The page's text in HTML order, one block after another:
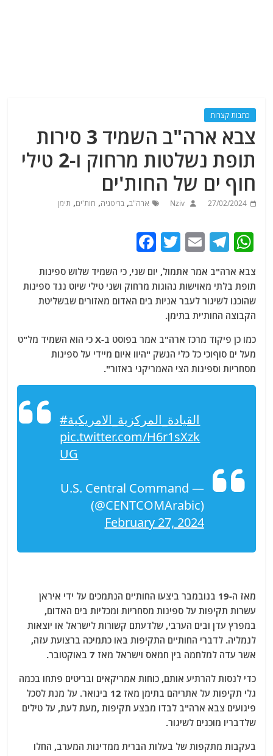
כתבות קצרות
צבא ארה"ב השמיד 3 סירות
תופת נשלטות מרחוק ו-2 טילי
חוף ים של החות'ים
27/02/2024
Nziv ארה"ב,בריטניה, חות'ים, תימן
W
at
s
A
p
p
T
e
g
ra
m
E
ai
l
T
itt
er
c
e
o
o
k
צבא ארה"ב אמר אתמול, יום שני, כי השמיד שלוש ספינות
תופת בלתי מאוישות נהוגות מרחוק ושני טילי שיוט נגד ספינות
שהוכנו לשיגור לעבר אניות בים האדום מאזורים שבשליטת
הקבוצה החות'ית בתימן.
כמו כן פיקוד מרכז ארה"ב אמר בפוסט ב-X כי הוא השמיד מל"ט
מעל ים סוףוכי כל כלי הנשק "היוו איום מיידי על ספינות
מסחריות וספינות הצי האמריקני באזור".
#القيادة_المركزية_الامريكية
pic.twitter.com/H6r1sXzk
UG
— U.S. Central Command
(@CENTCOMArabic)
February 27, 2024
מאז ה-19 בנובמבר ביצעו החות'ים הנתמכים על ידי איראן
עשרות תקיפות על ספינות מסחריות ומכליות בים האדום,
במפרץ עדן ובים הערבי, שלדעתם קשורות לישראל או יוצאות
לנמליה. לדברי החות'ים התקיפות באו כתמיכה ברצועת עזה,
אשר עדה למלחמה בין חמאס וישראל מאז 7 באוקטובר.
כדי לנסות להרתיע אותם, כוחות אמריקאים ובריטים פתחו בכמה
גלי תקיפות על אתריהם בתימן מאז 12 בינואר. על מנת לסכל
פיגועים צבא ארה"ב לבדו מבצע תקיפות ,מעת לעת, על טילים
שלדבריו מוכנים לשיגור.
בעקבות מתקפות של בעלות הברית ממדינות המערב, החלו